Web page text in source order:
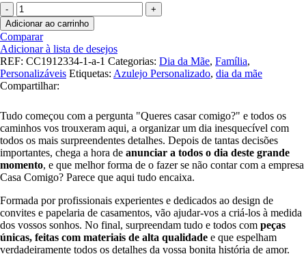
Quantidade
de
Azulejo
-
és
a
melhor
mãe
Adicionar ao carrinho
Comparar
Adicionar à lista de desejos
REF: CC1912334-1-a-1 Categorias: Dia da Mãe, Família,
Personalizáveis Etiquetas: Azulejo Personalizado, dia da mãe
Compartilhar:
Tudo começou com a pergunta "Queres casar comigo?" e todos os
caminhos vos trouxeram aqui, a organizar um dia inesquecível com
todos os mais surpreendentes detalhes. Depois de tantas decisões
importantes, chega a hora de anunciar a todos o dia deste grande
momento, e que melhor forma de o fazer se não contar com a empresa
Casa Comigo? Parece que aqui tudo encaixa.
Formada por profissionais experientes e dedicados ao design de
convites e papelaria de casamentos, vão ajudar-vos a criá-los à medida
dos vossos sonhos. No final, surpreendam tudo e todos com peças
únicas, feitas com materiais de alta qualidade e que espelham
verdadeiramente todos os detalhes da vossa bonita história de amor.